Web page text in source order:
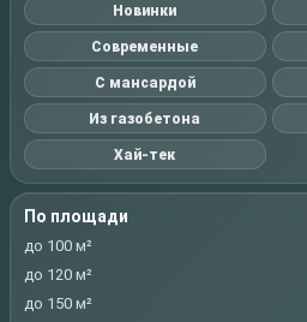
Новинки
Современные
С мансардой
Из газобетона
Хай-тек
По площади
до 100 м²
до 120 м²
до 150 м²